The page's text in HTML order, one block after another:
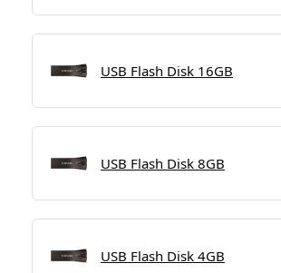
USB Flash Disk 16GB
USB Flash Disk 8GB
USB Flash Disk 4GB